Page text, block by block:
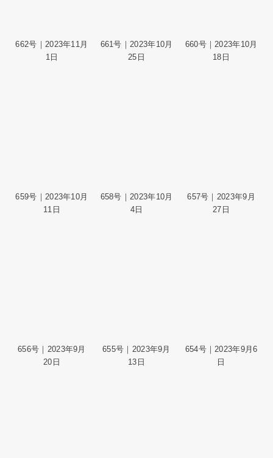
662号｜2023年11月
1日
661号｜2023年10月
25日
660号｜2023年10月
18日
659号｜2023年10月
11日
658号｜2023年10月
4日
657号｜2023年9月
27日
656号｜2023年9月
20日
655号｜2023年9月
13日
654号｜2023年9月6
日